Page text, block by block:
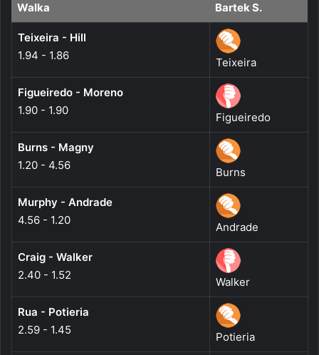
Walka Bartek S.
Teixeira - Hill
1.94 - 1.86
Teixeira
Figueiredo - Moreno
1.90 - 1.90
Figueiredo
Burns - Magny
1.20 - 4.56
Burns
Murphy - Andrade
4.56 - 1.20
Andrade
Craig - Walker
2.40 - 1.52
Walker
Rua - Potieria
2.59 - 1.45
Potieria